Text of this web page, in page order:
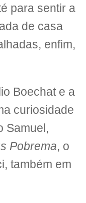
para sentir a
de casa
enfim,
Boechat e a
curiosidade
Samuel,
Pobrema, o
também em